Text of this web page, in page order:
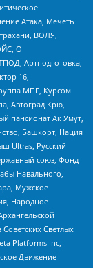
Атака, Мечеть
ВОЛЯ,
О
Артподготовка,
16,
МПГ, Курсом
Автоград Крю,
пансионат Ак Умут,
Башкорт, Нация
Ultras, Русский
союз, Фонд
Навального,
Мужское
Народное
Светлых
Platforms Inc,
Движение